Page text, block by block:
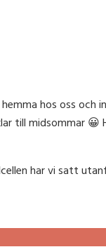
hos oss och
till midsommar 😀
har vi satt